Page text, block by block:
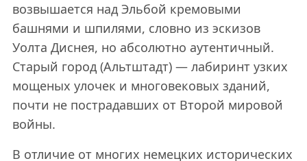
возвышается над Эльбой кремовыми
башнями и шпилями, словно из эскизов
Уолта Диснея, но абсолютно аутентичный.
Старый город (Альтштадт) — лабиринт узких
мощеных улочек и многовековых зданий,
почти не пострадавших от Второй мировой
войны.
В отличие от многих немецких исторических